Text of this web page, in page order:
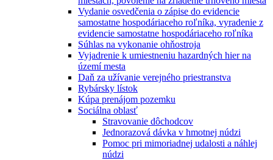
Vydanie osvedčenia o zápise do evidencie
samostatne hospodáriaceho roľníka, vyradenie z
evidencie samostatne hospodáriaceho roľníka
Súhlas na vykonanie ohňostroja
Vyjadrenie k umiestneniu hazardných hier na
území mesta
Daň za užívanie verejného priestranstva
Rybársky lístok
Kúpa prenájom pozemku
Sociálna oblasť
Stravovanie dôchodcov
Jednorazová dávka v hmotnej núdzi
Pomoc pri mimoriadnej udalosti a náhlej
núdzi